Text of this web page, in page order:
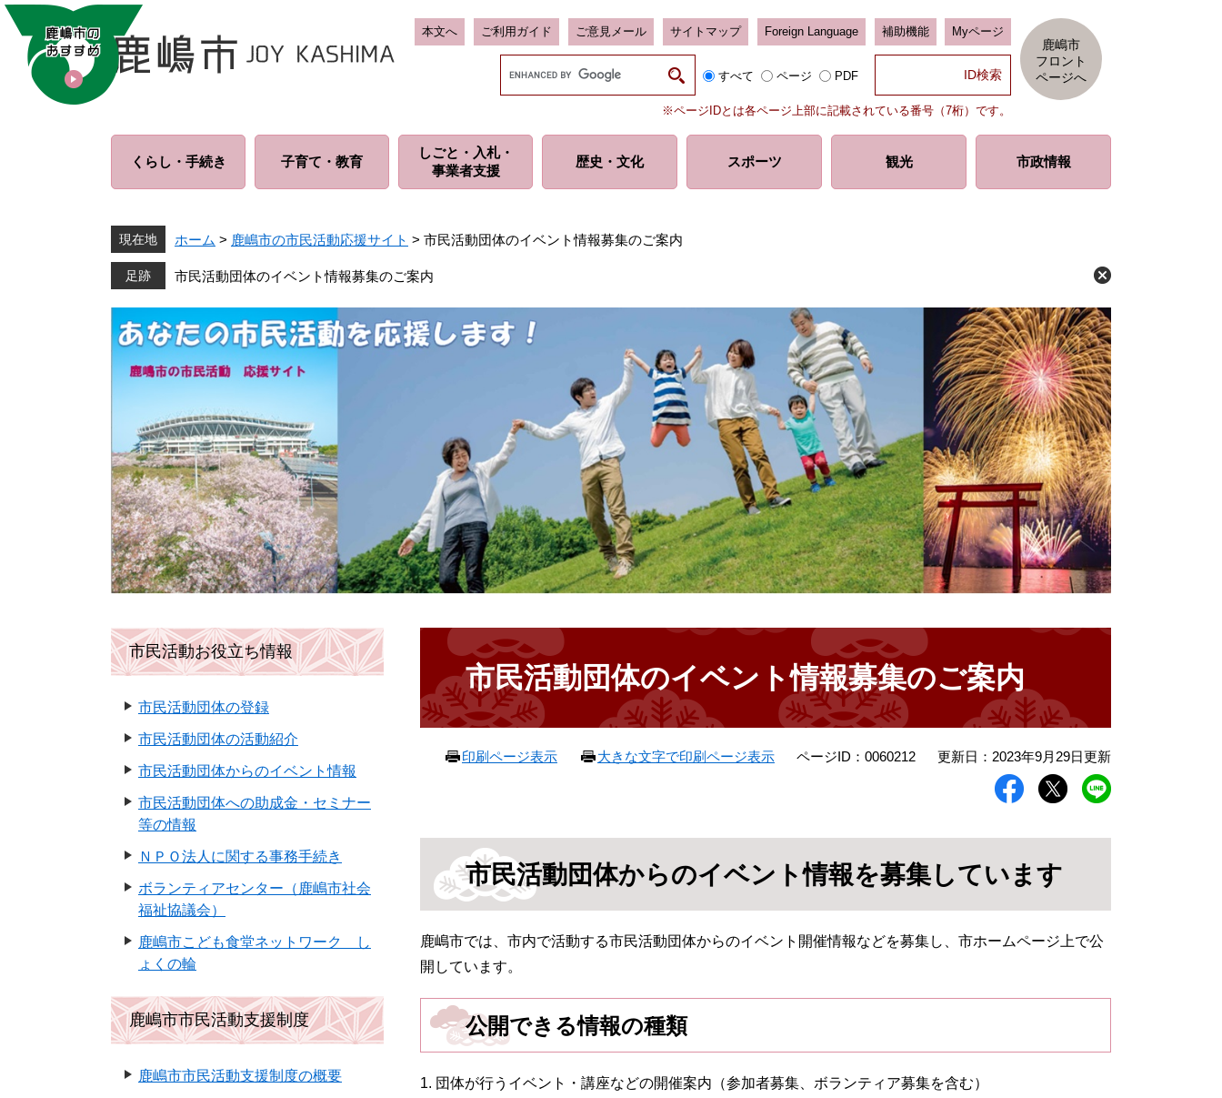
ペ
メ
本文へ ご利用ガイド ご意見メール サイトマップ Foreign Language 補助機能 Myページ
ム
すべて ページ PDF
※ページIDとは各ページ上部に記載されている番号（7桁）です。
鹿嶋市
フロント
ページへ
くらし・ 手続き 子育て・ 教育
しごと・入札・
事業者支援
歴史・ 文化 スポーツ 観光 市政情報
現在地 ホーム > 鹿嶋市の市民活動応援サイト > 市民活動団体のイベント情報募集のご案内
市民活動団体のイベント情報募集のご案内
市民活動団体のイベント情報募集のご案内
印刷ページ表示 大きな文字で印刷ページ表示 ページID：0060212 更新日：2023年9月29日更新
市民活動団体からのイベント情報を募集しています
鹿嶋市では、市内で活動する市民活動団体からのイベント開催情報などを募集し、市ホームページ上で公
開しています。
公開できる情報の種類
1. 団体が行うイベント・講座などの開催案内（参加者募集、ボランティア募集を含む）
市民活動お役立ち情報
市民活動団体の登録
市民活動団体の活動紹介
市民活動団体からのイベント情報
市民活動団体への助成金・セミナー
等の情報
ＮＰＯ法人に関する事務手続き
ボランティアセンター（鹿嶋市社会
福祉協議会）
鹿嶋市こども食堂ネットワーク し
ょくの輪
鹿嶋市市民活動支援制度
鹿嶋市市民活動支援制度の概要